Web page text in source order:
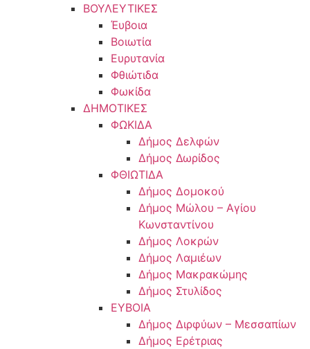
ΒΟΥΛΕΥΤΙΚΕΣ
Έυβοια
Βοιωτία
Ευρυτανία
Φθιώτιδα
Φωκίδα
ΔΗΜΟΤΙΚΕΣ
ΦΩΚΙΔΑ
Δήμος Δελφών
Δήμος Δωρίδος
ΦΘΙΩΤΙΔΑ
Δήμος Δομοκού
Δήμος Μώλου – Αγίου
Κωνσταντίνου
Δήμος Λοκρών
Δήμος Λαμιέων
Δήμος Μακρακώμης
Δήμος Στυλίδος
ΕΥΒΟΙΑ
Δήμος Διρφύων – Μεσσαπίων
Δήμος Ερέτριας